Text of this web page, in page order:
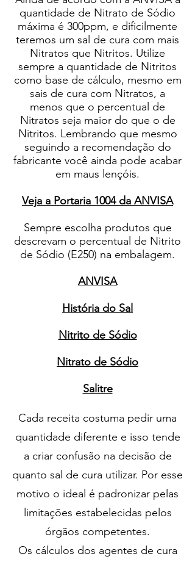
quantidade de Nitrato de Sódio
máxima é 300ppm, e dificilmente
teremos um sal de cura com mais
Nitratos que Nitritos. Utilize
sempre a quantidade de Nitritos
como base de cálculo, mesmo em
sais de cura com Nitratos, a
menos que o percentual de
Nitratos seja maior do que o de
Nitritos. Lembrando que mesmo
seguindo a recomendação do
fabricante você ainda pode acabar
em maus lençóis.
Veja a Portaria 1004 da ANVISA
Sempre escolha produtos que
descrevam o percentual de Nitrito
de Sódio (E250) na embalagem.
ANVISA
História do Sal
Nitrito de Sódio
Nitrato de Sódio
Salitre
Cada receita costuma pedir uma
quantidade diferente e isso tende
a criar confusão na decisão de
quanto sal de cura utilizar. Por esse
motivo o ideal é padronizar pelas
limitações estabelecidas pelos
órgãos competentes.
Os cálculos dos agentes de cura